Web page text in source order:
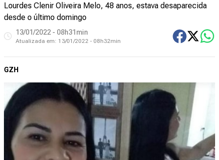
Lourdes Clenir Oliveira Melo, 48 anos, estava desaparecida
desde o último domingo
13/01/2022 - 08h31min
Atualizada em: 13/01/2022 - 08h32min
GZH